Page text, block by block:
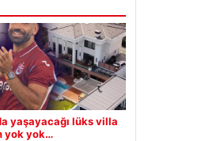
yaşayacağı lüks villa
yok yok…